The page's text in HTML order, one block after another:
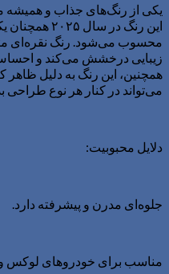
یکی از رنگ‌های جذاب و همیشه
این رنگ در
محسوب می‌شود. رنگ نقره‌ای
زیبایی درخشش می‌کند و
همچنین، این رنگ به دلیل ظاهر
می‌تواند در کنار هر نوع طراحی
دلایل محبوبیت:
جلوه‌ای مدرن و پیشرفته دارد.
مناسب برای خودروهای لوکس